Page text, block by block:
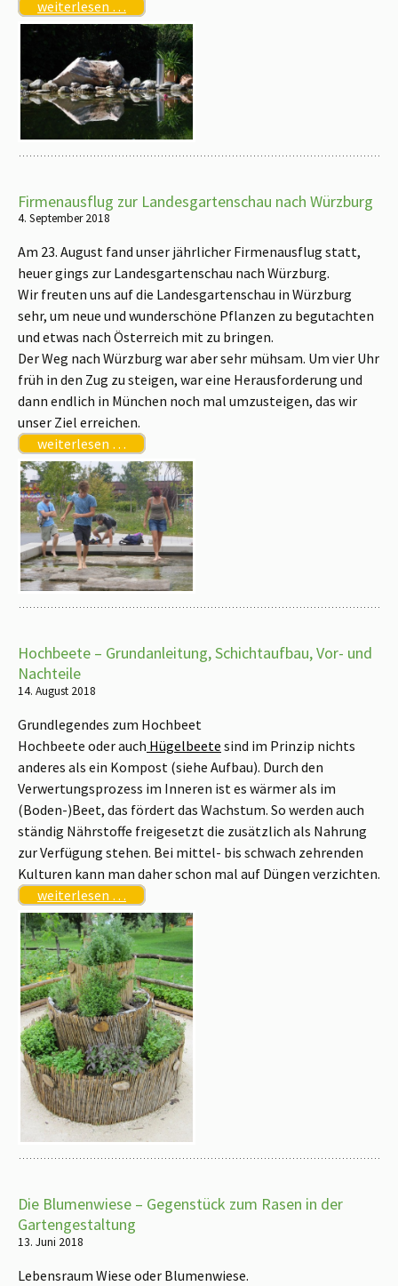
weiterlesen …
Firmenausflug zur Landesgartenschau nach Würzburg
4. September 2018
Am 23. August fand unser jährlicher Firmenausflug statt,
heuer gings zur Landesgartenschau nach Würzburg.
Wir freuten uns auf die Landesgartenschau in Würzburg
sehr, um neue und wunderschöne Pflanzen zu begutachten
und etwas nach Österreich mit zu bringen.
Der Weg nach Würzburg war aber sehr mühsam. Um vier Uhr
früh in den Zug zu steigen, war eine Herausforderung und
dann endlich in München noch mal umzusteigen, das wir
unser Ziel erreichen.
weiterlesen …
Hochbeete – Grundanleitung, Schichtaufbau, Vor- und
Nachteile
14. August 2018
Grundlegendes zum Hochbeet
Hochbeete oder auch Hügelbeete sind im Prinzip nichts
anderes als ein Kompost (siehe Aufbau). Durch den
Verwertungsprozess im Inneren ist es wärmer als im
(Boden-)Beet, das fördert das Wachstum. So werden auch
ständig Nährstoffe freigesetzt die zusätzlich als Nahrung
zur Verfügung stehen. Bei mittel- bis schwach zehrenden
Kulturen kann man daher schon mal auf Düngen verzichten.
weiterlesen …
Die Blumenwiese – Gegenstück zum Rasen in der
Gartengestaltung
13. Juni 2018
Lebensraum Wiese oder Blumenwiese.